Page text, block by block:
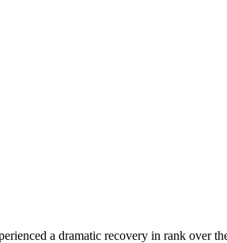
a dramatic recovery in rank over